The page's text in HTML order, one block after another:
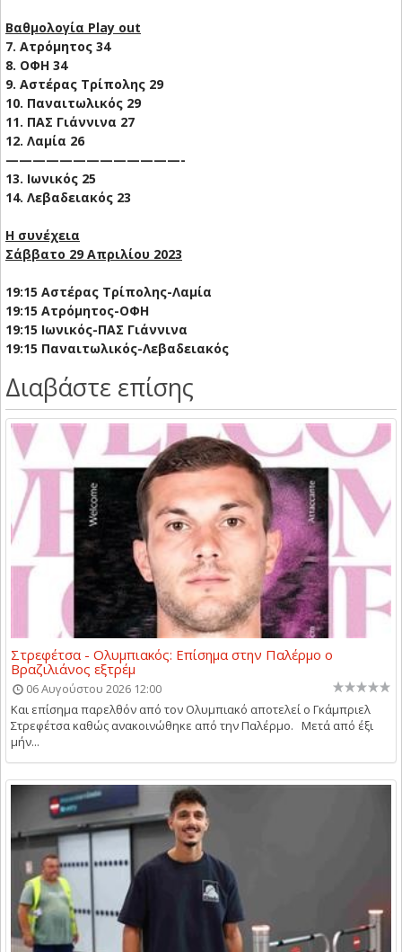
Βαθμολογία Play out
7. Ατρόμητος 34
8. ΟΦΗ 34
9. Αστέρας Τρίπολης 29
10. Παναιτωλικός 29
11. ΠΑΣ Γιάννινα 27
12. Λαμία 26
—————————————-
13. Ιωνικός 25
14. Λεβαδειακός 23
Η συνέχεια
Σάββατο 29 Απριλίου 2023
19:15 Αστέρας Τρίπολης-Λαμία
19:15 Ατρόμητος-ΟΦΗ
19:15 Ιωνικός-ΠΑΣ Γιάννινα
19:15 Παναιτωλικός-Λεβαδειακός
Διαβάστε επίσης
Στρεφέτσα - Ολυμπιακός: Επίσημα στην Παλέρμο ο
Βραζιλιάνος εξτρέμ
06 Αυγούστου 2026 12:00
Και επίσημα παρελθόν από τον Ολυμπιακό αποτελεί ο Γκάμπριελ
Στρεφέτσα καθώς ανακοινώθηκε από την Παλέρμο. Μετά από έξι
μήν...